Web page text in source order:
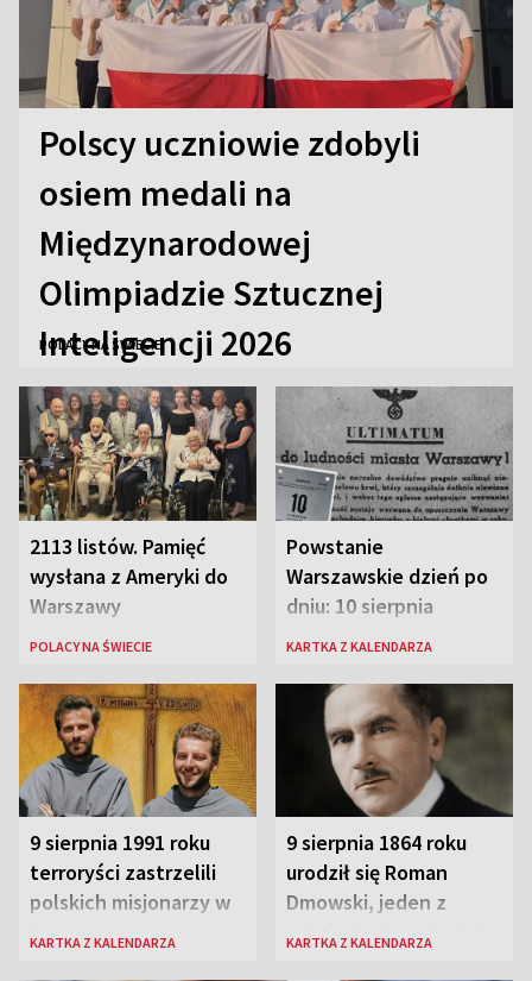
Polscy uczniowie zdobyli
osiem medali na
Międzynarodowej
Olimpiadzie Sztucznej
Inteligencji 2026
POLACY NA ŚWIECIE
2113 listów. Pamięć
wysłana z Ameryki do
Warszawy
POLACY NA ŚWIECIE
Powstanie
Warszawskie dzień po
dniu: 10 sierpnia
KARTKA Z KALENDARZA
9 sierpnia 1991 roku
terroryści zastrzelili
polskich misjonarzy w
Peru
KARTKA Z KALENDARZA
9 sierpnia 1864 roku
urodził się Roman
Dmowski, jeden z
„ojców” niepodległej
KARTKA Z KALENDARZA